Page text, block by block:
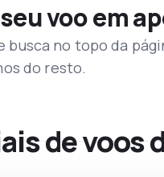
voo em
busca no topo da
do resto.
de voos